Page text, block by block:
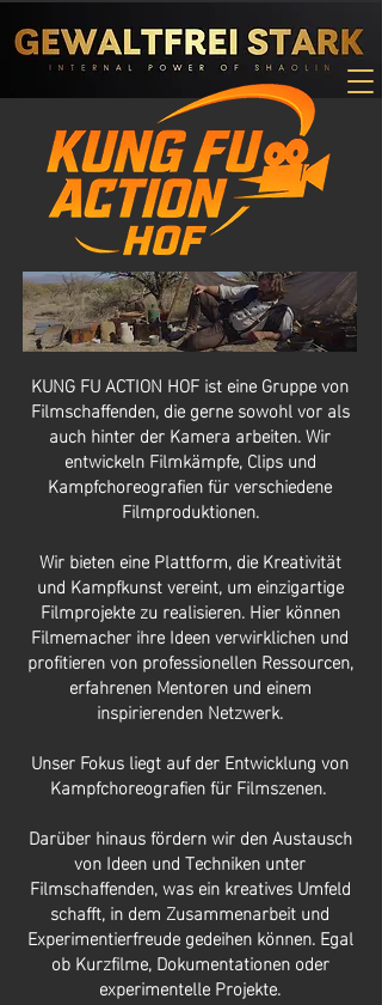
KUNG FU ACTION HOF ist eine Gruppe von
Filmschaffenden, die gerne sowohl vor als
auch hinter der Kamera arbeiten. Wir
entwickeln Filmkämpfe, Clips und
Kampfchoreografien für verschiedene
Filmproduktionen.
Wir bieten eine Plattform, die Kreativität
und Kampfkunst vereint, um einzigartige
Filmprojekte zu realisieren. Hier können
Filmemacher ihre Ideen verwirklichen und
profitieren von professionellen Ressourcen,
erfahrenen Mentoren und einem
inspirierenden Netzwerk.
Unser Fokus liegt auf der Entwicklung von
Kampfchoreografien für Filmszenen.
Darüber hinaus fördern wir den Austausch
von Ideen und Techniken unter
Filmschaffenden, was ein kreatives Umfeld
schafft, in dem Zusammenarbeit und
Experimentierfreude gedeihen können. Egal
ob Kurzfilme, Dokumentationen oder
experimentelle Projekte.